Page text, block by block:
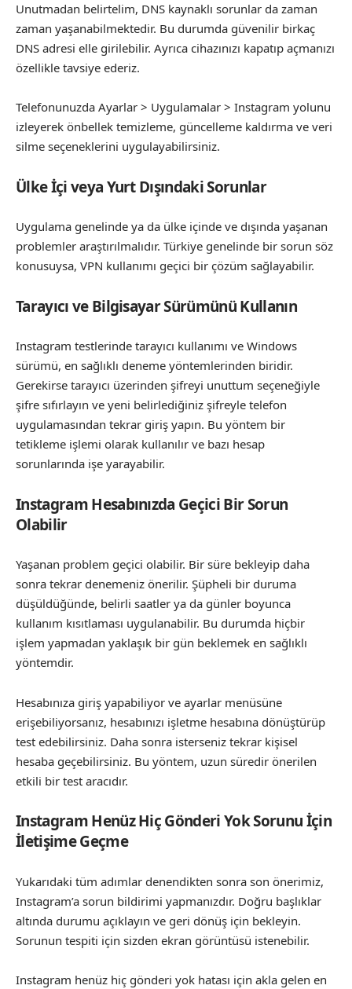
Unutmadan belirtelim, DNS kaynaklı sorunlar da zaman
zaman yaşanabilmektedir. Bu durumda güvenilir birkaç
DNS adresi elle girilebilir. Ayrıca cihazınızı kapatıp açmanızı
özellikle tavsiye ederiz.
Telefonunuzda Ayarlar > Uygulamalar > Instagram yolunu
izleyerek önbellek temizleme, güncelleme kaldırma ve veri
silme seçeneklerini uygulayabilirsiniz.
Ülke İçi veya Yurt Dışındaki Sorunlar
Uygulama genelinde ya da ülke içinde ve dışında yaşanan
problemler araştırılmalıdır. Türkiye genelinde bir sorun söz
konusuysa, VPN kullanımı geçici bir çözüm sağlayabilir.
Tarayıcı ve Bilgisayar Sürümünü Kullanın
Instagram testlerinde tarayıcı kullanımı ve Windows
sürümü, en sağlıklı deneme yöntemlerinden biridir.
Gerekirse tarayıcı üzerinden şifreyi unuttum seçeneğiyle
şifre sıfırlayın ve yeni belirlediğiniz şifreyle telefon
uygulamasından tekrar giriş yapın. Bu yöntem bir
tetikleme işlemi olarak kullanılır ve bazı hesap
sorunlarında işe yarayabilir.
Instagram Hesabınızda Geçici Bir Sorun
Olabilir
Yaşanan problem geçici olabilir. Bir süre bekleyip daha
sonra tekrar denemeniz önerilir. Şüpheli bir duruma
düşüldüğünde, belirli saatler ya da günler boyunca
kullanım kısıtlaması uygulanabilir. Bu durumda hiçbir
işlem yapmadan yaklaşık bir gün beklemek en sağlıklı
yöntemdir.
Hesabınıza giriş yapabiliyor ve ayarlar menüsüne
erişebiliyorsanız, hesabınızı işletme hesabına dönüştürüp
test edebilirsiniz. Daha sonra isterseniz tekrar kişisel
hesaba geçebilirsiniz. Bu yöntem, uzun süredir önerilen
etkili bir test aracıdır.
Instagram Henüz Hiç Gönderi Yok Sorunu İçin
İletişime Geçme
Yukarıdaki tüm adımlar denendikten sonra son önerimiz,
Instagram’a sorun bildirimi yapmanızdır. Doğru başlıklar
altında durumu açıklayın ve geri dönüş için bekleyin.
Sorunun tespiti için sizden ekran görüntüsü istenebilir.
Instagram henüz hiç gönderi yok hatası için akla gelen en